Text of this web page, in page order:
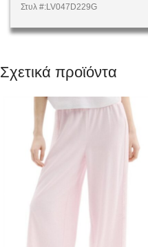
Στυλ #:LV047D229G
Σχετικά προϊόντα